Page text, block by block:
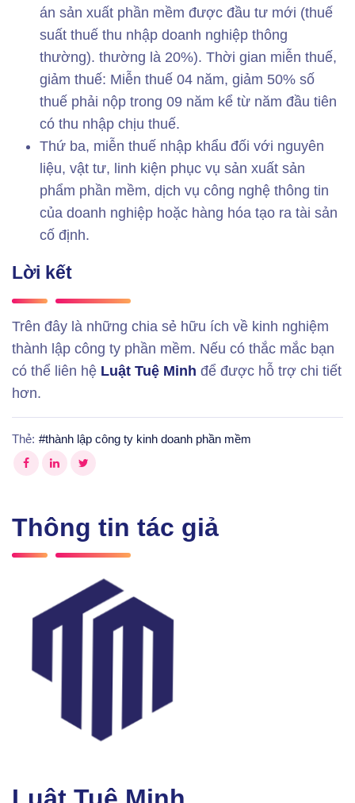
án sản xuất phần mềm được đầu tư mới (thuế
suất thuế thu nhập doanh nghiệp thông
thường). thường là 20%). Thời gian miễn thuế,
giảm thuế: Miễn thuế 04 năm, giảm 50% số
thuế phải nộp trong 09 năm kể từ năm đầu tiên
có thu nhập chịu thuế.
Thứ ba, miễn thuế nhập khẩu đối với nguyên
liệu, vật tư, linh kiện phục vụ sản xuất sản
phẩm phần mềm, dịch vụ công nghệ thông tin
của doanh nghiệp hoặc hàng hóa tạo ra tài sản
cố định.
Lời kết
Trên đây là những chia sẻ hữu ích về kinh nghiệm
thành lập công ty phần mềm. Nếu có thắc mắc bạn
có thể liên hệ Luật Tuệ Minh để được hỗ trợ chi tiết
hơn.
Thẻ: #thành lập công ty kinh doanh phần mềm
Thông tin tác giả